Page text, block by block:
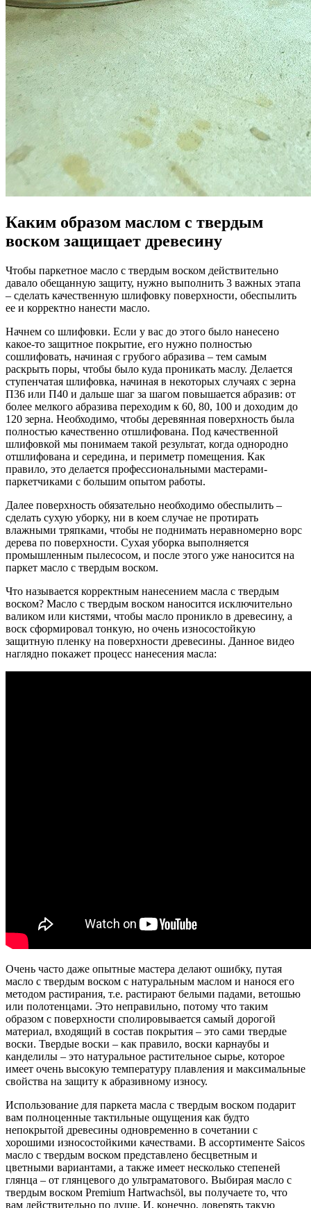
Каким образом маслом с твердым
воском защищает древесину
Чтобы паркетное масло с твердым воском действительно
давало обещанную защиту, нужно выполнить 3 важных этапа
– сделать качественную шлифовку поверхности, обеспылить
ее и корректно нанести масло.
Начнем со шлифовки. Если у вас до этого было нанесено
какое-то защитное покрытие, его нужно полностью
сошлифовать, начиная с грубого абразива – тем самым
раскрыть поры, чтобы было куда проникать маслу. Делается
ступенчатая шлифовка, начиная в некоторых случаях с зерна
П36 или П40 и дальше шаг за шагом повышается абразив: от
более мелкого абразива переходим к 60, 80, 100 и доходим до
120 зерна. Необходимо, чтобы деревянная поверхность была
полностью качественно отшлифована. Под качественной
шлифовкой мы понимаем такой результат, когда однородно
отшлифована и середина, и периметр помещения. Как
правило, это делается профессиональными мастерами-
паркетчиками с большим опытом работы.
Далее поверхность обязательно необходимо обеспылить –
сделать сухую уборку, ни в коем случае не протирать
влажными тряпками, чтобы не поднимать неравномерно ворс
дерева по поверхности. Сухая уборка выполняется
промышленным пылесосом, и после этого уже наносится на
паркет масло с твердым воском.
Что называется корректным нанесением масла с твердым
воском? Масло с твердым воском наносится исключительно
валиком или кистями, чтобы масло проникло в древесину, а
воск сформировал тонкую, но очень износостойкую
защитную пленку на поверхности древесины. Данное видео
наглядно покажет процесс нанесения масла:
Очень часто даже опытные мастера делают ошибку, путая
масло с твердым воском с натуральным маслом и нанося его
методом растирания, т.е. растирают белыми падами, ветошью
или полотенцами. Это неправильно, потому что таким
образом с поверхности сполировывается самый дорогой
материал, входящий в состав покрытия – это сами твердые
воски. Твердые воски – как правило, воски карнаубы и
канделилы – это натуральное растительное сырье, которое
имеет очень высокую температуру плавления и максимальные
свойства на защиту к абразивному износу.
Использование для паркета масла с твердым воском подарит
вам полноценные тактильные ощущения как будто
непокрытой древесины одновременно в сочетании с
хорошими износостойкими качествами. В ассортименте Saicos
масло с твердым воском представлено бесцветным и
цветными вариантами, а также имеет несколько степеней
глянца – от глянцевого до ультраматового. Выбирая масло с
твердым воском Premium Hartwachsöl, вы получаете то, что
вам действительно по душе. И, конечно, доверять такую